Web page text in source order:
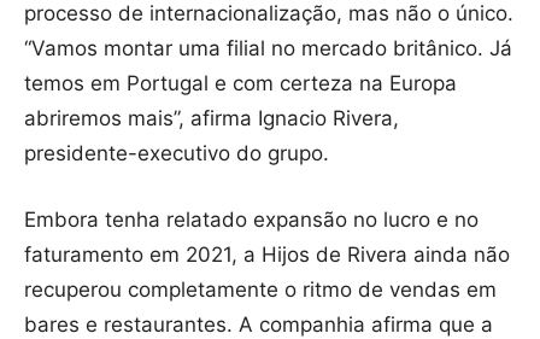
processo de internacionalização, mas não o único.
“Vamos montar uma filial no mercado britânico. Já
temos em Portugal e com certeza na Europa
abriremos mais”, afirma Ignacio Rivera,
presidente-executivo do grupo.
Embora tenha relatado expansão no lucro e no
faturamento em 2021, a Hijos de Rivera ainda não
recuperou completamente o ritmo de vendas em
bares e restaurantes. A companhia afirma que a